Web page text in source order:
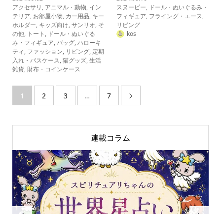
アクセサリ , アニマル・動物, イン
テリア, お部屋小物, カー用品, キー
ホルダー, キッズ向け,サンリオ, そ
の他, トート , ドール・ぬいぐる
み・フィギュア,バッグ,ハローキ
ティ, ファッション, リビング, 定期
入れ・パスケース,猫グッズ,生活
雑貨, 財布・コインケース
スヌーピー, ドール・ぬいぐるみ・
フィギュア, フライング・エース,
リビング
kos
1 2 3 … 7 
連載コラム